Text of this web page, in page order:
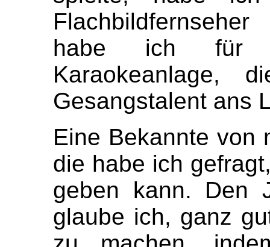
habe ich für
Karaokeanlage,
Gesangstalent ans
Eine Bekannte von
die habe ich
geben kann. Den
glaube ich, ganz